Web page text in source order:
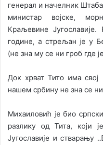
генерал и начелник
министар војске,
Краљевине
године, а стрељан је у
(не зна му се ни гроб где
Док хрват Тито има свој
нашем србину не зна се ни
Михаиловић је био
разлику од Тита, који
Југославије и стварању